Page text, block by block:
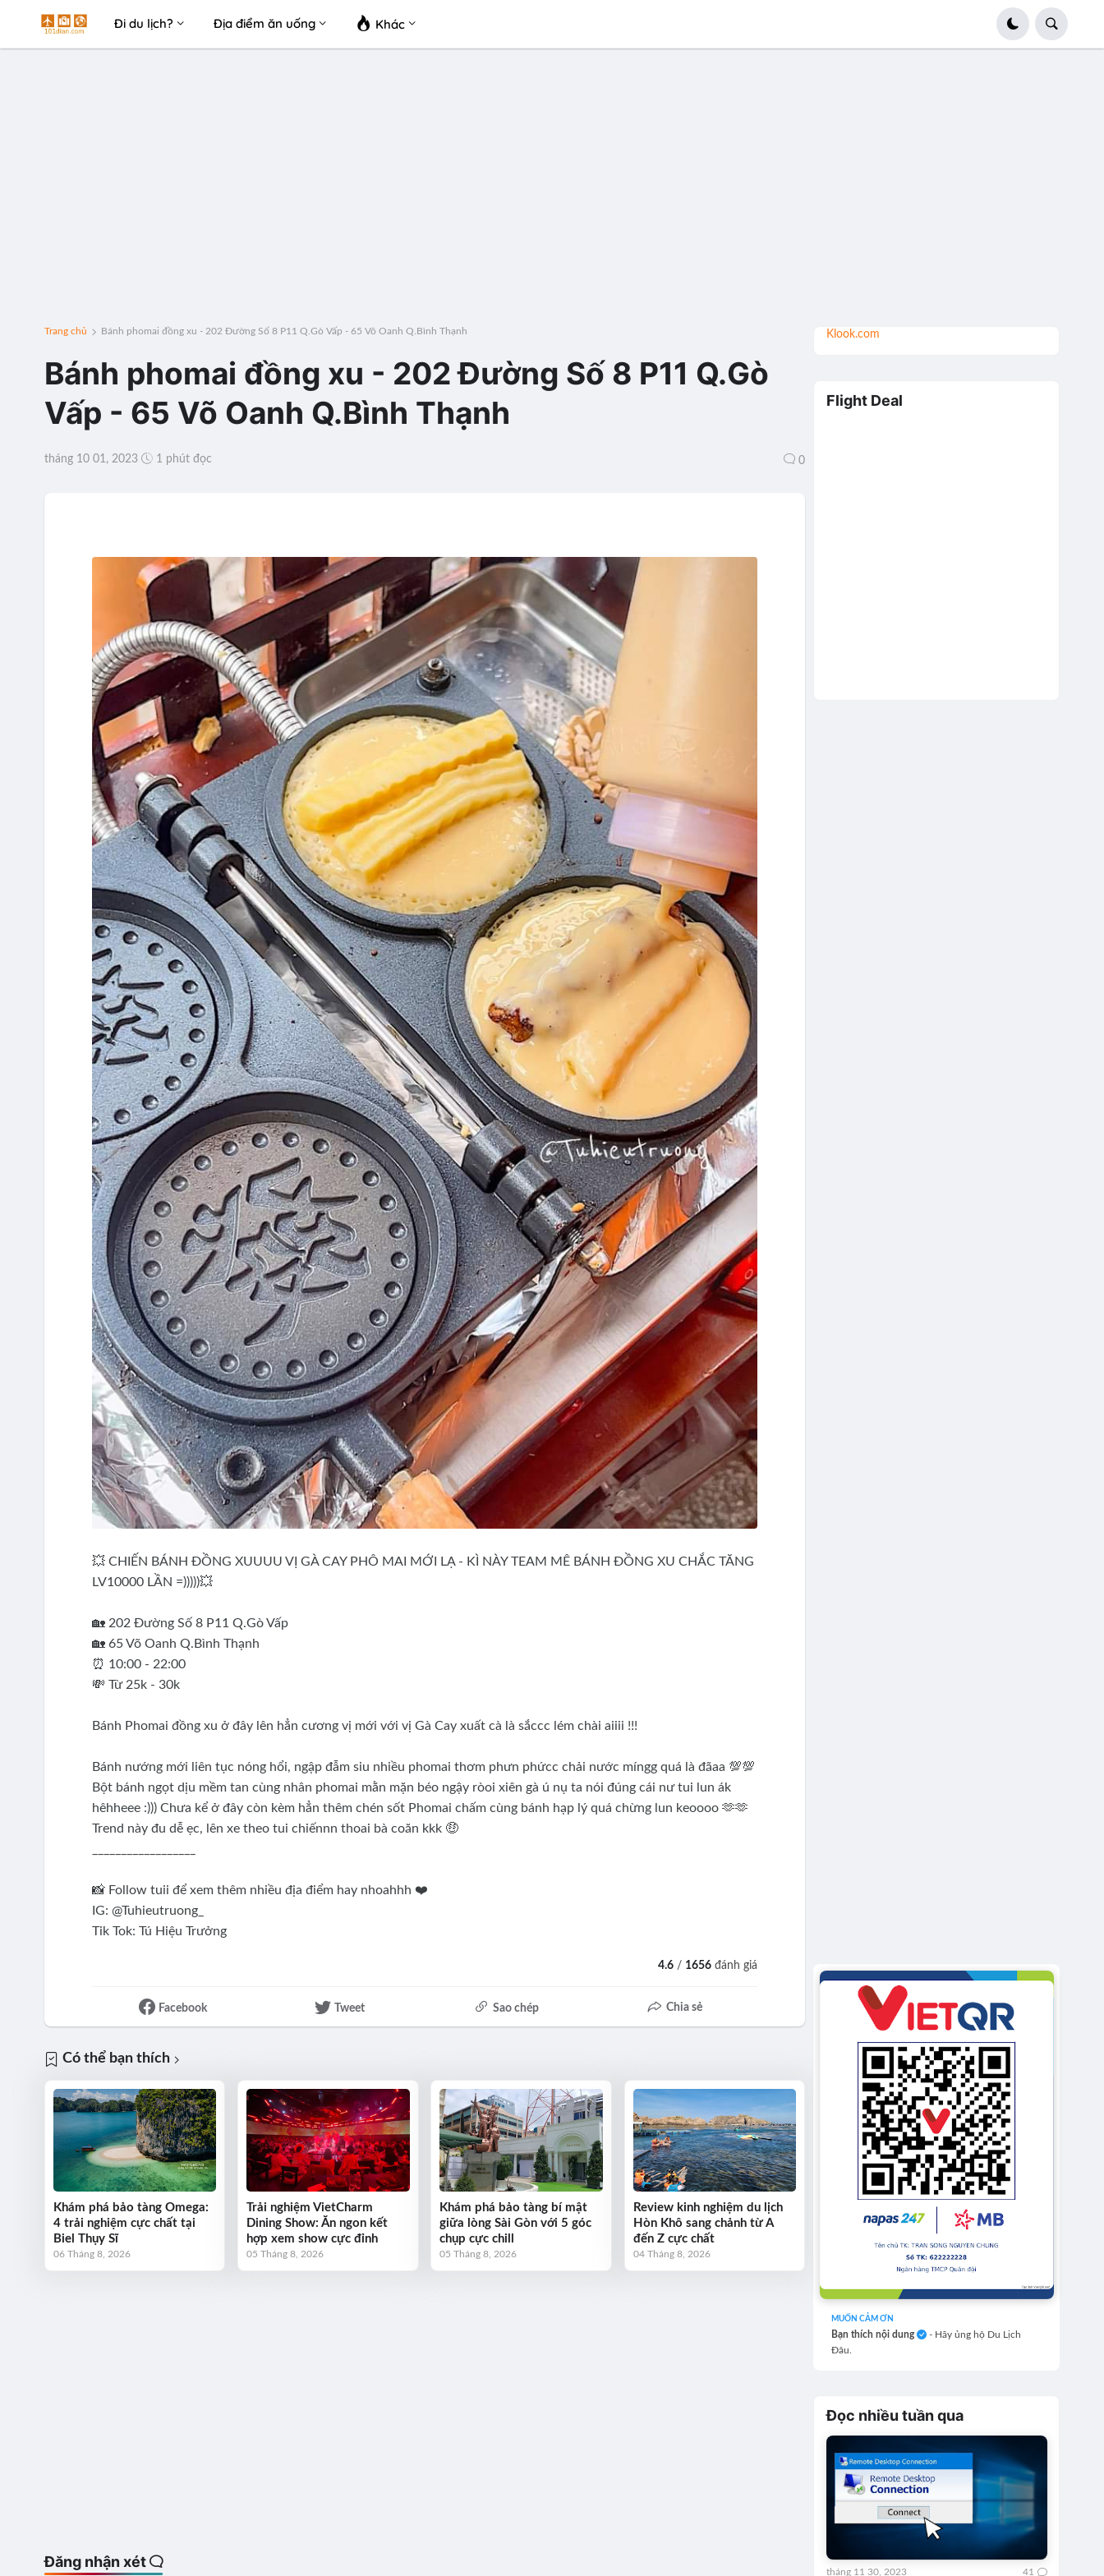
Đi du lịch? Địa điểm ăn uống Khác
Trang chủ Bánh phomai đồng xu - 202 Đường Số 8 P11 Q.Gò Vấp - 65 Võ Oanh Q.Bình Thạnh
Bánh phomai đồng xu - 202 Đường Số 8 P11 Q.Gò
Vấp - 65 Võ Oanh Q.Bình Thạnh
tháng 10 01, 2023 1 phút đọc 0
💥 CHIẾN BÁNH ĐỒNG XUUUU VỊ GÀ CAY PHÔ MAI MỚI LẠ - KÌ NÀY TEAM MÊ BÁNH ĐỒNG XU CHẮC TĂNG
LV10000 LẦN =)))))💥
🏡 202 Đường Số 8 P11 Q.Gò Vấp
🏡 65 Võ Oanh Q.Bình Thạnh
⏰ 10:00 - 22:00
💸 Từ 25k - 30k
Bánh Phomai đồng xu ở đây lên hẳn cương vị mới với vị Gà Cay xuất cà là sắccc lém chài aiiii !!!
Bánh nướng mới liên tục nóng hổi, ngập đẫm siu nhiều phomai thơm phưn phứcc chải nước míngg quá là đãaa 💯💯
Bột bánh ngọt dịu mềm tan cùng nhân phomai mằn mặn béo ngậy ròoi xiên gà ú nụ ta nói đúng cái nư tui lun ák
hêhheee :))) Chưa kể ở đây còn kèm hẳn thêm chén sốt Phomai chấm cùng bánh hạp lý quá chừng lun keoooo 🫶🫶
Trend này đu dễ ẹc, lên xe theo tui chiếnnn thoai bà coăn kkk 🤑
📸 Follow tuii để xem thêm nhiều địa điểm hay nhoahhh ❤️
IG: @Tuhieutruong_
Tik Tok: Tú Hiệu Trưởng
4.6 / 1656 đánh giá
Facebook Tweet Sao chép Chia sẻ
Có thể bạn thích
Khám phá bảo tàng Omega:
4 trải nghiệm cực chất tại
Biel Thụy Sĩ
06 Tháng 8, 2026
Trải nghiệm VietCharm
Dining Show: Ăn ngon kết
hợp xem show cực đỉnh
05 Tháng 8, 2026
Khám phá bảo tàng bí mật
giữa lòng Sài Gòn với 5 góc
chụp cực chill
05 Tháng 8, 2026
Review kinh nghiệm du lịch
Hòn Khô sang chảnh từ A
đến Z cực chất
04 Tháng 8, 2026
Đăng nhận xét
Klook.com
Flight Deal
MUỐN CẢM ƠN
Bạn thích nội dung
- Hãy ủng hộ Du Lịch
Đâu.
Đọc nhiều tuần qua
tháng 11 30, 2023 41